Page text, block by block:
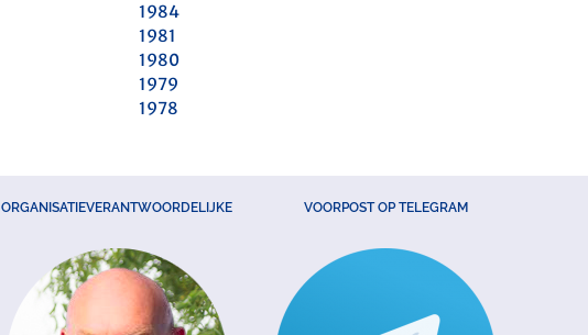
1984
1981
1980
1979
1978
ORGANISATIEVERANTWOORDELIJKE VOORPOST OP TELEGRAM